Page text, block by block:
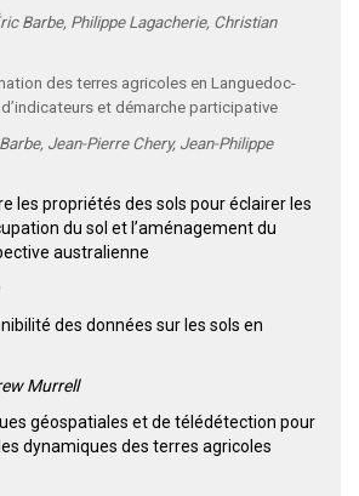
Barbe, Philippe Lagacherie, Christian
des terres agricoles en Languedoc-
et démarche participative
Jean-Pierre Chery, Jean-Philippe
les propriétés des sols pour éclairer les
du sol et l’aménagement du
australienne
des données sur les sols en
Murrell
géospatiales et de télédétection pour
dynamiques des terres agricoles